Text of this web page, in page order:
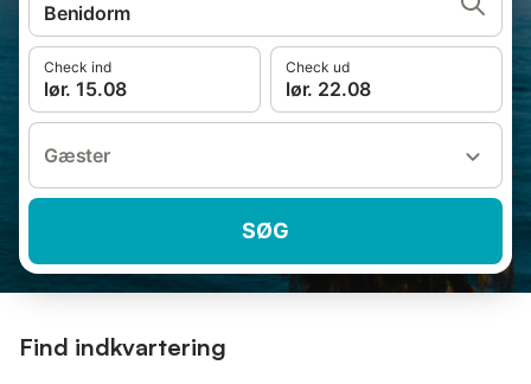
Benidorm
Check ind
lør. 15.08
Check ud
lør. 22.08
Gæster
SØG
Find indkvartering